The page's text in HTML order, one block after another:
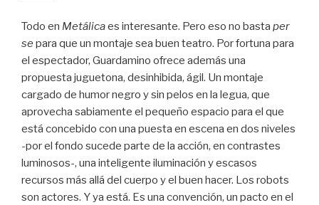
Todo en Metálicaes interesante. Pero eso no basta per
se para que un montaje sea buen teatro. Por fortuna para
el espectador, Guardamino ofrece además una
propuesta juguetona, desinhibida, ágil. Un montaje
cargado de humor negro y sin pelos en la legua, que
aprovecha sabiamente el pequeño espacio para el que
está concebido con una puesta en escena en dos niveles
-por el fondo sucede parte de la acción, en contrastes
luminosos-, una inteligente iluminación y escasos
recursos más allá del cuerpo y el buen hacer. Los robots
son actores. Y ya está. Es una convención, un pacto en el